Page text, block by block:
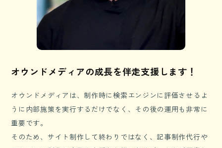
オウンドメディアの成長を伴走支援します！
オウンドメディアは、制作時に検索エンジンに評価させるよ
うに内部施策を実行するだけでなく、その後の運用も非常に
重要です。
そのため、サイト制作して終わりではなく、記事制作代行や